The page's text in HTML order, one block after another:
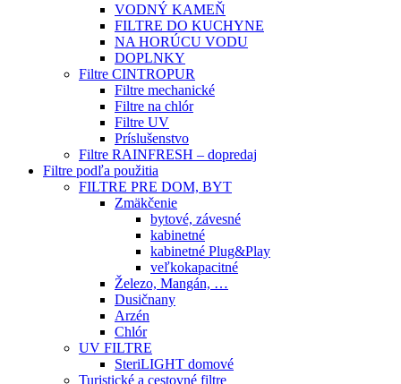
VODNÝ KAMEŇ
FILTRE DO KUCHYNE
NA HORÚCU VODU
DOPLNKY
Filtre CINTROPUR
Filtre mechanické
Filtre na chlór
Filtre UV
Príslušenstvo
Filtre RAINFRESH – dopredaj
Filtre podľa použitia
FILTRE PRE DOM, BYT
Zmäkčenie
bytové, závesné
kabinetné
kabinetné Plug&Play
veľkokapacitné
Železo, Mangán, …
Dusičnany
Arzén
Chlór
UV FILTRE
SteriLIGHT domové
Turistické a cestovné filtre